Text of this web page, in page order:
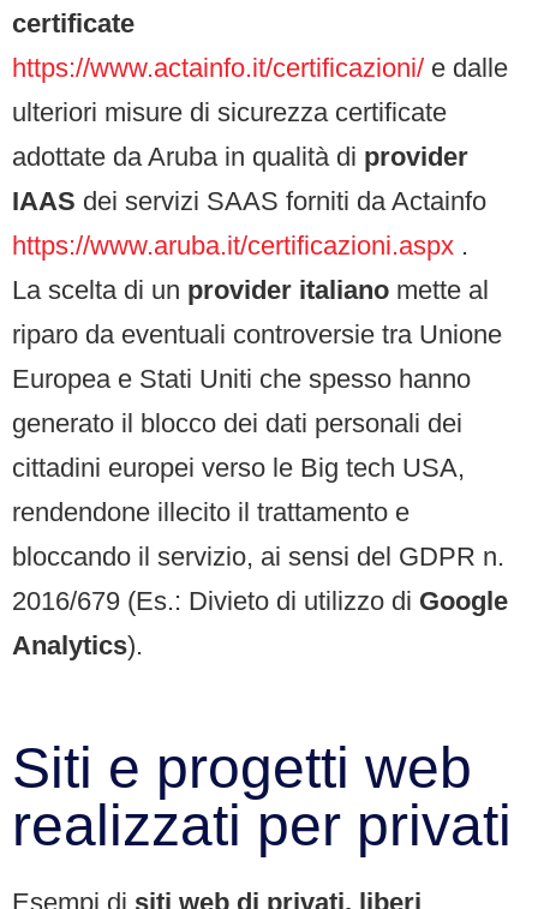
certificate
https://www.actainfo.it/certificazioni/ e dalle
ulteriori misure di sicurezza certificate
adottate da Aruba in qualità di provider
IAAS dei servizi SAAS forniti da Actainfo
https://www.aruba.it/certificazioni.aspx .
La scelta di un provider italiano mette al
riparo da eventuali controversie tra Unione
Europea e Stati Uniti che spesso hanno
generato il blocco dei dati personali dei
cittadini europei verso le Big tech USA,
rendendone illecito il trattamento e
bloccando il servizio, ai sensi del GDPR n.
2016/679 (Es.: Divieto di utilizzo di Google
Analytics).
Siti e progetti web
realizzati per privati
Esempi di siti web di privati, liberi